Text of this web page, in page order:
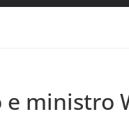
e ministro